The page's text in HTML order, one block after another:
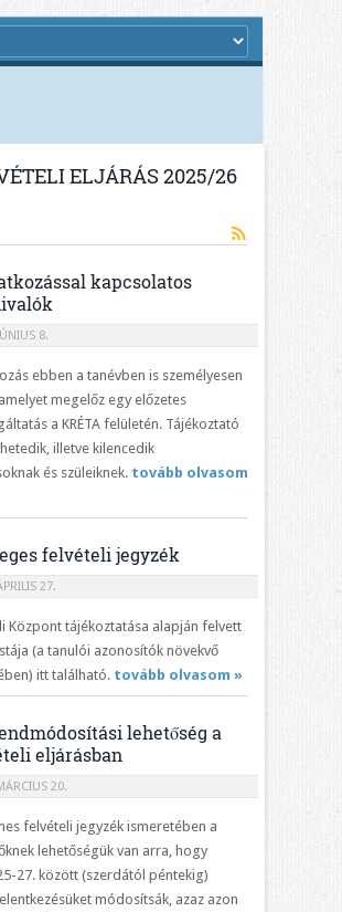
ELJÁRÁS 2025/26
kapcsolatos
8.
ebben a tanévben is személyesen
megelőz egy előzetes
a KRÉTA felületén. Tájékoztató
illetve kilencedik
és szüleiknek. tovább olvasom
felvételi jegyzék
27.
Központ tájékoztatása alapján felvett
(a tanulói azonosítók növekvő
itt található. tovább olvasom »
lehetőség a
eljárásban
20.
felvételi jegyzék ismeretében a
lehetőségük van arra, hogy
27. között (szerdától péntekig)
módosítsák, azaz azon